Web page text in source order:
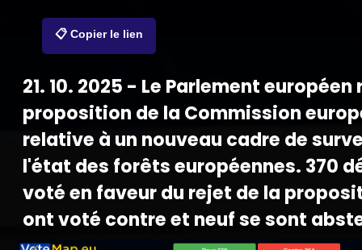
📋 Copier le lien
21. 10. 2025 - Le Parlement
proposition de la Commission
relative à un nouveau cadre de
l'état des forêts européennes. 370
voté en faveur du rejet de la
ont voté contre et neuf se sont